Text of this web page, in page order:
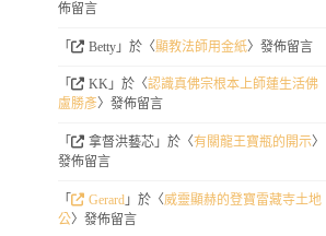
佈留言
「 Betty」於〈顯教法師用金紙〉發佈留言
「 KK」於〈認識真佛宗根本上師蓮生活佛
盧勝彥〉發佈留言
「 拿督洪藝芯」於〈有關龍王寶瓶的開示〉
發佈留言
「 Gerard」於〈威靈顯赫的登寶雷藏寺土地
公〉發佈留言